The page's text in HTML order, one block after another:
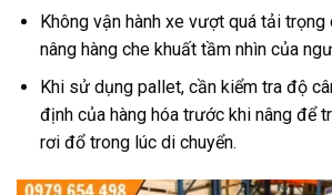
Không vận hành xe vượt quá tải trọng
nâng hàng che khuất tầm nhìn của
Khi sử dụng pallet, cần kiểm tra độ
định của hàng hóa trước khi nâng để
rơi đổ trong lúc di chuyển.